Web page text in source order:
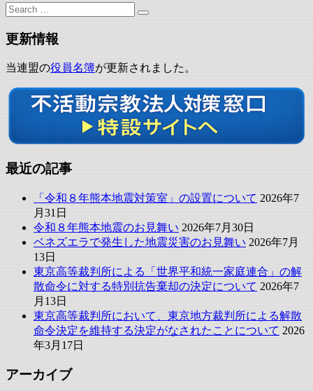
Search
for:
更新情報
当連盟の役員名簿が更新されました。
最近の記事
「令和８年熊本地震対策室」の設置について 2026年7
月31日
令和８年熊本地震のお見舞い 2026年7月30日
ベネズエラで発生した地震災害のお見舞い 2026年7月
13日
東京高等裁判所による「世界平和統一家庭連合」の解
散命令に対する特別抗告棄却の決定について 2026年7
月13日
東京高等裁判所において、東京地方裁判所による解散
命令決定を維持する決定がなされたことについて 2026
年3月17日
アーカイブ